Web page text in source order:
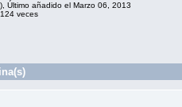
Último añadido el Marzo 06, 2013
veces